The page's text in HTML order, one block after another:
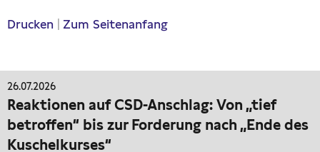
Drucken Zum Seitenanfang
26.07.2026
Reaktionen auf CSD-Anschlag: Von „tief
betroffen“ bis zur Forderung nach „Ende des
Kuschelkurses“